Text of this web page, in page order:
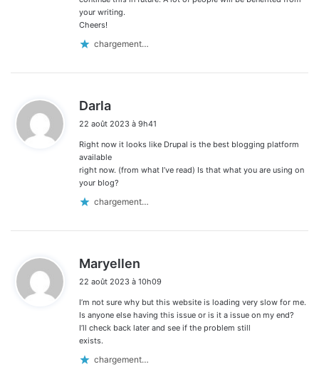
your writing.
Cheers!
chargement…
Darla
t
:
22 août 2023 à 9h41
Right now it looks like Drupal is the best blogging platform
available
right now. (from what I’ve read) Is that what you are using on
your blog?
chargement…
Maryellen
t
:
22 août 2023 à 10h09
I’m not sure why but this website is loading very slow for me.
Is anyone else having this issue or is it a issue on my end?
I’ll check back later and see if the problem still
exists.
chargement…